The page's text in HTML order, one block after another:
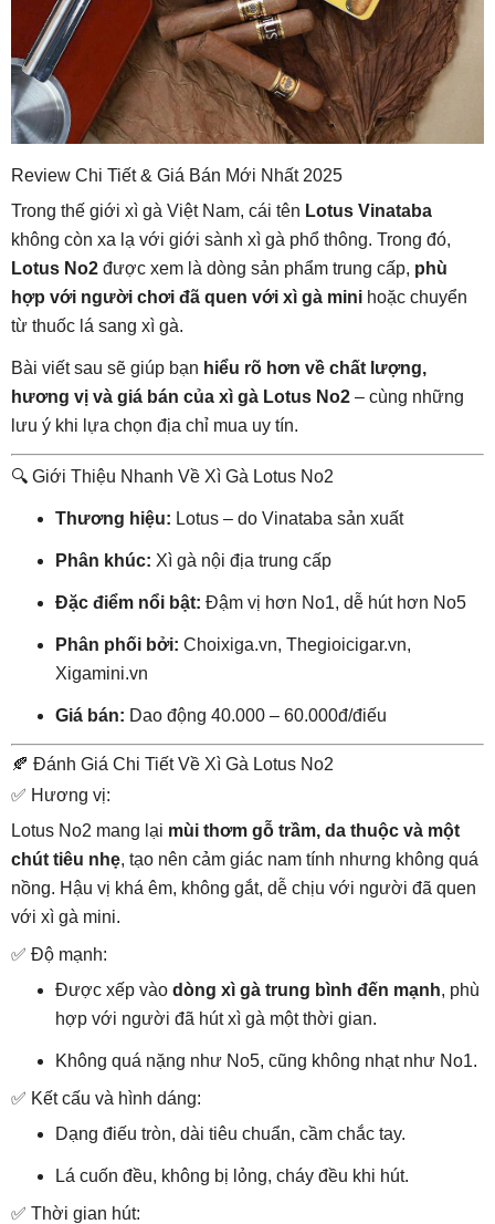
Review Chi Tiết & Giá Bán Mới Nhất 2025
Trong thế giới xì gà Việt Nam, cái tên Lotus Vinataba
không còn xa lạ với giới sành xì gà phổ thông. Trong đó,
Lotus No2 được xem là dòng sản phẩm trung cấp, phù
hợp với người chơi đã quen với xì gà mini hoặc chuyển
từ thuốc lá sang xì gà.
Bài viết sau sẽ giúp bạn hiểu rõ hơn về chất lượng,
hương vị và giá bán của xì gà Lotus No2 – cùng những
lưu ý khi lựa chọn địa chỉ mua uy tín.
🔍 Giới Thiệu Nhanh Về Xì Gà Lotus No2
Thương hiệu: Lotus – do Vinataba sản xuất
Phân khúc: Xì gà nội địa trung cấp
Đặc điểm nổi bật: Đậm vị hơn No1, dễ hút hơn No5
Phân phối bởi: Choixiga.vn, Thegioicigar.vn,
Xigamini.vn
Giá bán: Dao động 40.000 – 60.000đ/điếu
🍂 Đánh Giá Chi Tiết Về Xì Gà Lotus No2
✅ Hương vị:
Lotus No2 mang lại mùi thơm gỗ trầm, da thuộc và một
chút tiêu nhẹ, tạo nên cảm giác nam tính nhưng không quá
nồng. Hậu vị khá êm, không gắt, dễ chịu với người đã quen
với xì gà mini.
✅ Độ mạnh:
Được xếp vào dòng xì gà trung bình đến mạnh, phù
hợp với người đã hút xì gà một thời gian.
Không quá nặng như No5, cũng không nhạt như No1.
✅ Kết cấu và hình dáng:
Dạng điếu tròn, dài tiêu chuẩn, cầm chắc tay.
Lá cuốn đều, không bị lỏng, cháy đều khi hút.
✅ Thời gian hút: